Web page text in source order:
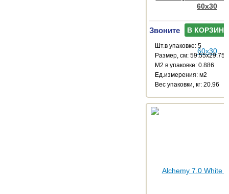
60x30
Звоните В КОРЗИНУ
Шт.в упаковке: 5
Размер, см: 59.55x29.75
М2 в упаковке: 0.886
Ед.измерения: м2
Веc упаковки, кг: 20.96